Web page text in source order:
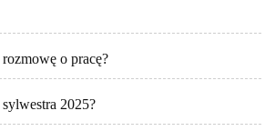
o pracę?
2025?